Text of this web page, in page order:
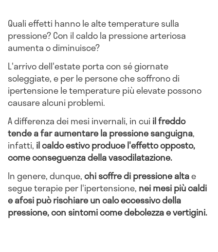
Quali effetti hanno le alte temperature sulla
pressione? Con il caldo la pressione arteriosa
aumenta o diminuisce?
L'arrivo dell'estate porta con sé giornate
soleggiate, e per le persone che soffrono di
ipertensione le temperature più elevate possono
causare alcuni problemi.
A differenza dei mesi invernali, in cui il freddo
tende a far aumentare la pressione sanguigna,
infatti, il caldo estivo produce l'effetto opposto,
come conseguenza della vasodilatazione.
In genere, dunque,chi soffre di pressione altae
segue terapie per l'ipertensione, nei mesi più caldi
e afosi può rischiare un calo eccessivo della
pressione, con sintomi come debolezza e vertigini.